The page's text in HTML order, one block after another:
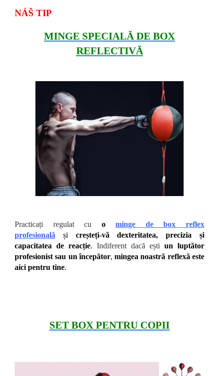
NÁŠ TIP
MINGE SPECIALĂ DE BOX
REFLECTIVĂ
Practicați regulat cu ominge de box reflex
profesională
și creșteți-vă dexteritatea, precizia și
capacitatea de reacție. Indiferent dacă ești un luptător
profesionist sau un începător,mingea noastră reflexă este
aici pentru tine.
SET BOX PENTRU COPII